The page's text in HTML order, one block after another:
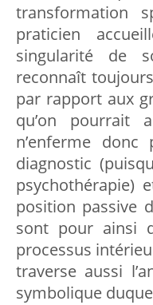
transformation
praticien
singularité de
reconnaît
par rapport aux
qu’on pourrait
n’enferme
diagnostic
psychothérapie)
position passive
sont pour ainsi
processus
traverse aussi
symbolique